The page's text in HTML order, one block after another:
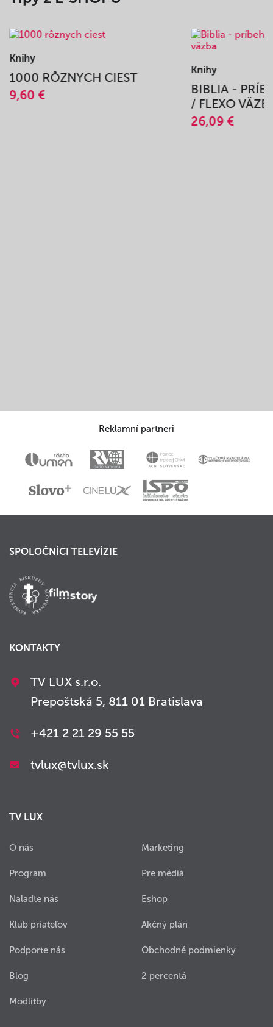
Knihy
1000 RÔZNYCH CIEST
9,60 €
Knihy
BIBLIA -
/ FLEXO
26,09 €
Reklamní partneri
SPOLOČNÍCI TELEVÍZIE
KONTAKTY
TV LUX s.r.o.
Prepoštská 5, 811 01 Bratislava
+421 2 21 29 55 55
tvlux@tvlux.sk
TV LUX
O nás
Program
Nalaďte nás
Klub priateľov
Podporte nás
Blog
Modlitby
Marketing
Pre médiá
Eshop
Akčný plán
Obchodné podmienky
2 percentá